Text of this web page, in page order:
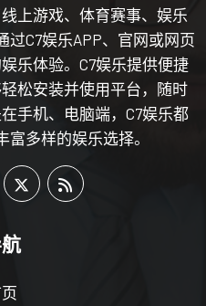
上游戏、体育赛事、娱乐
C7娱乐APP、官网或网页
乐体验。C7娱乐提供便捷
松安装并使用平台，随时
手机、电脑端，C7娱乐都
多样的娱乐选择。